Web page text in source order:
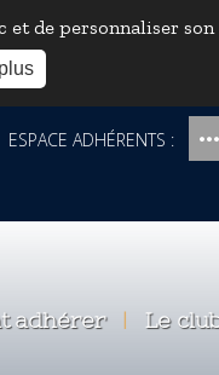
de personnaliser son
ESPACE ADHÉRENTS :
adhérer | Le